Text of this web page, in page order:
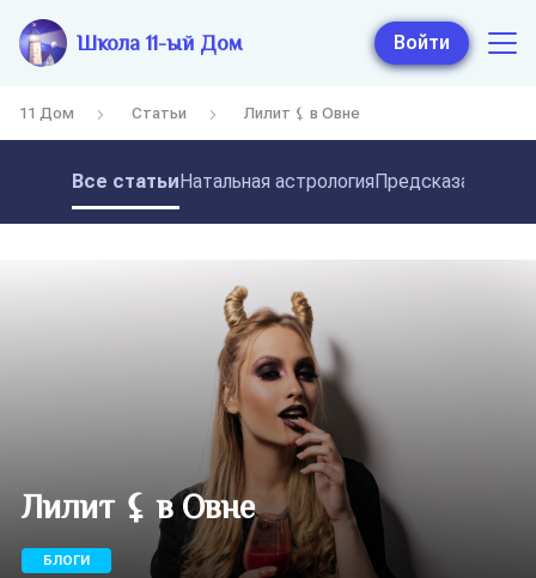
Школа 11-ый Дом Войти
11 Дом Статьи Лилит ⚸ в Овне
Все статьиНатальная астрология
Лилит ⚸ в Овне
БЛОГИ